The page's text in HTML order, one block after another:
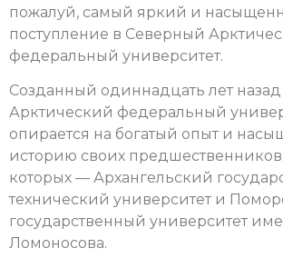
пожалуй, самый яркий и
поступление в Северный
федеральный университет.
Созданный одиннадцать лет
Арктический федеральный
опирается на богатый опыт и
историю своих
которых — Архангельский
технический университет и
государственный университет
Ломоносова.